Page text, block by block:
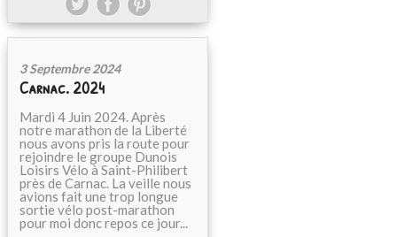
3 Septembre 2024
Carnac. 2024
Mardi 4 Juin 2024. Après
notre marathon de la Liberté
nous avons pris la route pour
rejoindre le groupe Dunois
Loisirs Vélo à Saint-Philibert
près de Carnac. La veille nous
avions fait une trop longue
sortie vélo post-marathon
pour moi donc repos ce jour...